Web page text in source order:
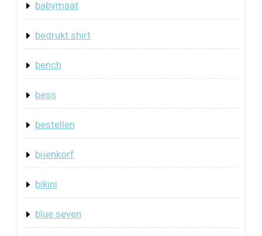
babymaat
bedrukt shirt
bench
bess
bestellen
bijenkorf
bikini
blue seven